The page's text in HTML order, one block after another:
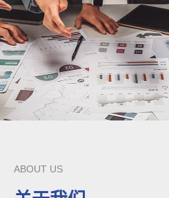
ABOUT US